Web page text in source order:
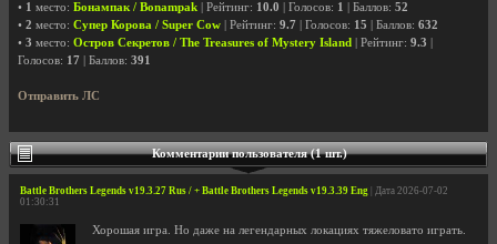
• 1 место: Бонампак / Bonampak | Рейтинг: 10.0 | Голосов: 1 | Баллов: 52
• 2 место: Супер Корова / Super Cow | Рейтинг: 9.7 | Голосов: 15 | Баллов: 632
• 3 место: Остров Секретов / The Treasures of Mystery Island | Рейтинг: 9.3
Голосов: 17 | Баллов: 391
Отправить ЛС
Комментарии пользователя (1 шт.)
Battle Brothers Legends v19.3.27 Rus / + Battle Brothers Legends v19.3.39 Eng | Дата 2026-07-02
01:30:31
Хорошая игра. Но даже на легендарных локациях тяжеловато играть.